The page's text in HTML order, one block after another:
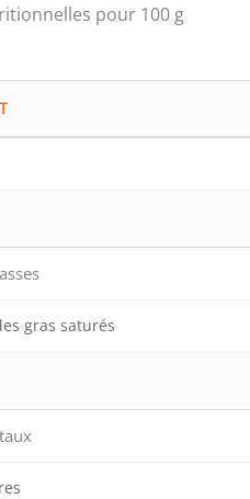
pour 100 g
gras saturés